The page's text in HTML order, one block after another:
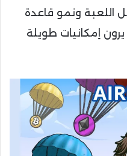
اللعبة ونمو قاعدة
يرون إمكانيات طويلة